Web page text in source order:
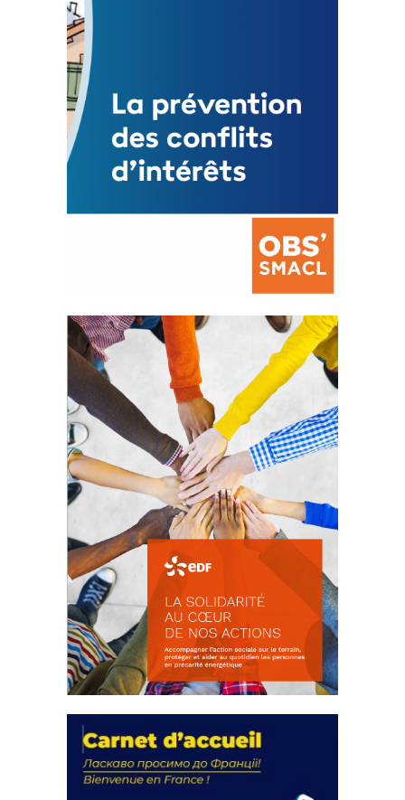
Mise à jour avril 2024
FEUILLETER
La prévention des conflits
d’intérêts
18 septembre 2023
FEUILLETER
actions
18 septembre 2023
FEUILLETER